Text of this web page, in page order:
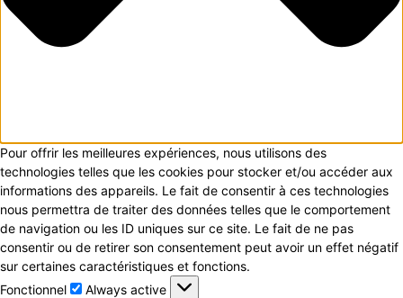
Pour offrir les meilleures expériences, nous utilisons des
technologies telles que les cookies pour stocker et/ou accéder aux
informations des appareils. Le fait de consentir à ces technologies
nous permettra de traiter des données telles que le comportement
de navigation ou les ID uniques sur ce site. Le fait de ne pas
consentir ou de retirer son consentement peut avoir un effet négatif
sur certaines caractéristiques et fonctions.
Fonctionnel
Fonctionnel
Always active